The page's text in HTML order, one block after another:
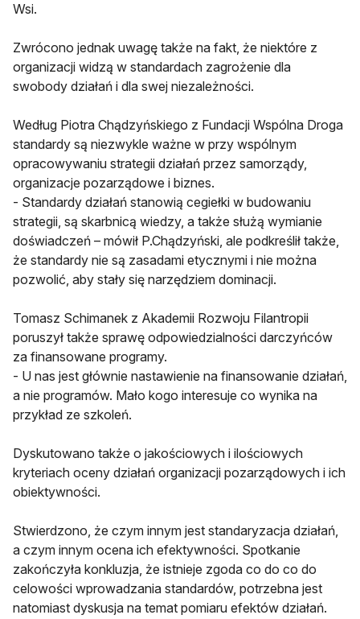
Wsi.
Zwrócono jednak uwagę także na fakt, że niektóre z
organizacji widzą w standardach zagrożenie dla
swobody działań i dla swej niezależności.
Według Piotra Chądzyńskiego z Fundacji Wspólna Droga
standardy są niezwykle ważne w przy wspólnym
opracowywaniu strategii działań przez samorządy,
organizacje pozarządowe i biznes.
- Standardy działań stanowią cegiełki w budowaniu
strategii, są skarbnicą wiedzy, a także służą wymianie
doświadczeń – mówił P.Chądzyński, ale podkreślił także,
że standardy nie są zasadami etycznymi i nie można
pozwolić, aby stały się narzędziem dominacji.
Tomasz Schimanek z Akademii Rozwoju Filantropii
poruszył także sprawę odpowiedzialności darczyńców
za finansowane programy.
- U nas jest głównie nastawienie na finansowanie działań,
a nie programów. Mało kogo interesuje co wynika na
przykład ze szkoleń.
Dyskutowano także o jakościowych i ilościowych
kryteriach oceny działań organizacji pozarządowych i ich
obiektywności.
Stwierdzono, że czym innym jest standaryzacja działań,
a czym innym ocena ich efektywności. Spotkanie
zakończyła konkluzja, że istnieje zgoda co do co do
celowości wprowadzania standardów, potrzebna jest
natomiast dyskusja na temat pomiaru efektów działań.